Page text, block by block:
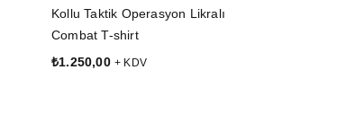
Kollu Taktik Operasyon Likralı
Combat T-shirt
₺1.250,00 + KDV